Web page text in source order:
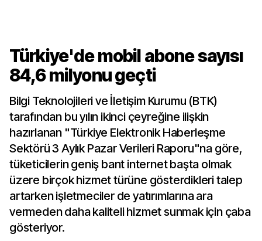
Türkiye'de mobil abone sayısı
84,6 milyonu geçti
Bilgi Teknolojileri ve İletişim Kurumu (BTK)
tarafından bu yılın ikinci çeyreğine ilişkin
hazırlanan "Türkiye Elektronik Haberleşme
Sektörü 3 Aylık Pazar Verileri Raporu"na göre,
tüketicilerin geniş bant internet başta olmak
üzere birçok hizmet türüne gösterdikleri talep
artarken işletmeciler de yatırımlarına ara
vermeden daha kaliteli hizmet sunmak için çaba
gösteriyor.